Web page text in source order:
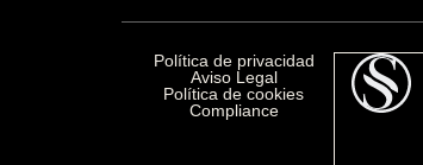
Política de privacidad​
Aviso Legal​
Política de cookies​
Compliance​